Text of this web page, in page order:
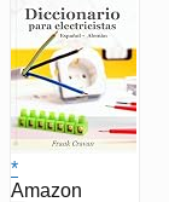
*
Amazon